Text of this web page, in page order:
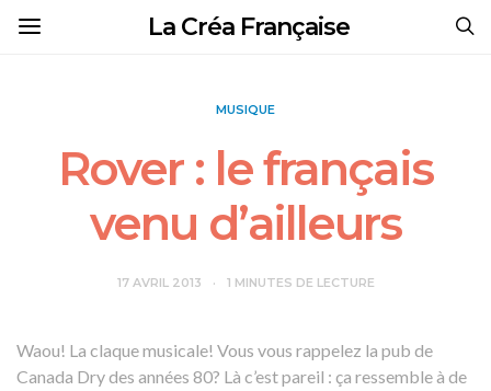
La Créa Française
MUSIQUE
Rover : le français
venu d’ailleurs
17 AVRIL 2013 1 MINUTES DE LECTURE
Waou! La claque musicale! Vous vous rappelez la pub de
Canada Dry des années 80? Là c’est pareil : ça ressemble à de